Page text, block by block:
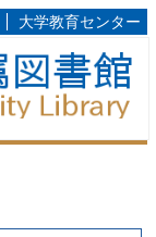
大学教育センター